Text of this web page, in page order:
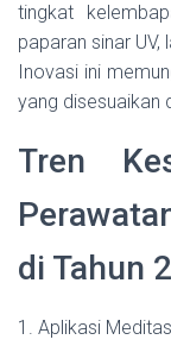
tingkat
paparan sinar
Inovasi ini
yang disesuaikan
Tren
di Tahun
1. Aplikasi